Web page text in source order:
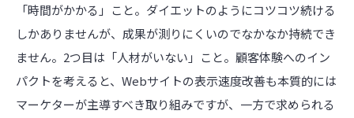
「時間がかかる」こと。ダイエットのようにコツコツ続ける
しかありませんが、成果が測りにくいのでなかなか持続でき
ません。2つ目は「人材がいない」こと。顧客体験へのイン
パクトを考えると、Webサイトの表示速度改善も本質的には
マーケターが主導すべき取り組みですが、一方で求められる